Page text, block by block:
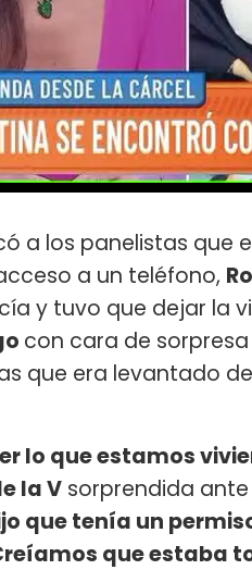
a los panelistas que
a un teléfono,
y tuvo que dejar la
con cara de
que era levantado
lo que estamos
la V sorprendida
que tenía un
que estaba